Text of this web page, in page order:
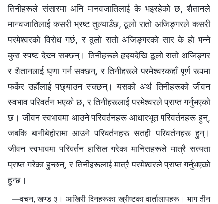
तिनीहरूले संसारमा अनि मानवजातिलाई के भइरहेको छ, शैतानले
मानवजातिलाई कसरी भ्रष्ट तुल्याउँछ, ठूलो रातो अजिङ्गरले कसरी
परमेश्‍वरको विरोध गर्छ, र ठूलो रातो अजिङ्गरको सार के हो भन्‍ने
कुरा स्पष्ट देख्‍न सक्छन्। तिनीहरूले हृदयदेखि ठूलो रातो अजिङ्गर
र शैतानलाई घृणा गर्न सक्छन्, र तिनीहरूले परमेश्‍वरकहाँ पूर्ण रूपमा
फर्केर उहाँलाई पछ्याउन सक्छन्। यसको अर्थ तिनीहरूको जीवन
स्वभाव परिवर्तन भएको छ, र तिनीहरूलाई परमेश्‍वरले प्राप्त गर्नुभएको
छ। जीवन स्वभावमा आउने परिवर्तनहरू आधारभूत परिवर्तनहरू हुन्,
जबकि बानीबेहोरामा आउने परिवर्तनहरू सतही परिवर्तनहरू हुन्।
जीवन स्वभावमा परिवर्तन हासिल गरेका मानिसहरूले मात्रै सत्यता
प्राप्त गरेका हुन्छन्, र तिनीहरूलाई मात्रै परमेश्‍वरले प्राप्त गर्नुभएको
हुन्छ।
—वचन, खण्ड ३। आखिरी दिनहरूका ख्रीष्टका वार्तालापहरू। भाग तीन